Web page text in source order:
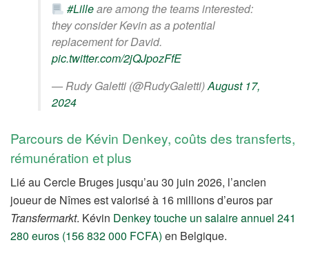
#Lilleare among the teams interested:
they consider Kevin as a potential
replacement for David.
pic.twitter.com/2jQJpozFfE
— Rudy Galetti (@RudyGaletti)August 17,
2024
Parcours de Kévin Denkey, coûts des transferts,
rémunération et plus
Lié au Cercle Bruges jusqu’au 30 juin 2026, l’ancien
joueur de Nîmes est valorisé à 16 millions d’euros par
Transfermarkt. Kévin Denkey touche un salaire annuel 241
280 euros (156 832 000 FCFA) en Belgique.